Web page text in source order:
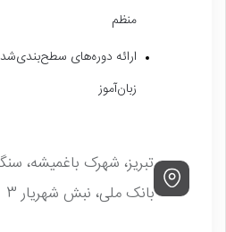
منظم
ارائه دوره‌های
زبان‌آموز
تبریز، شهرک باغمیشه،
بانک ملی، نبش شهریار 3